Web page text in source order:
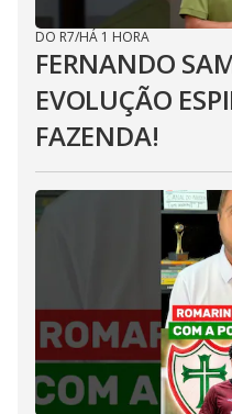
DO R7/HÁ 1 HORA
FERNANDO
EVOLUÇÃO
FAZENDA!